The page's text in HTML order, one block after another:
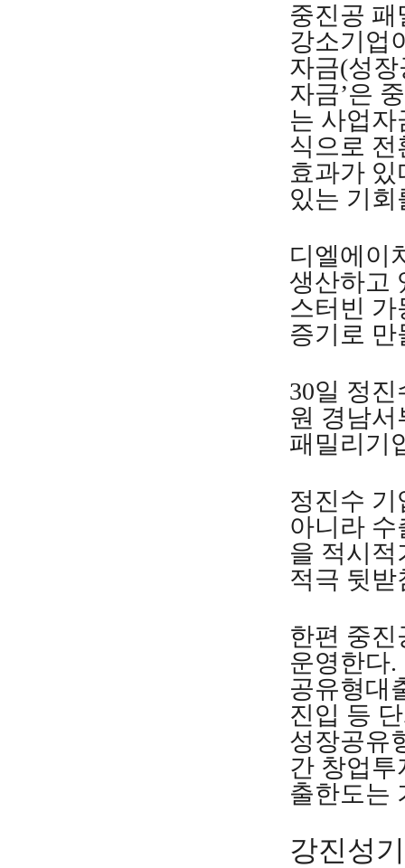
중진공
강소기업
자금(성
자금’은
는 사업
식으로
효과가
있는 기
디엘에이
생산하고
스터빈
증기로
30일 정
원 경남서
패밀리기
정진수
아니라
을 적시
적극 뒷받
한편 중진
운영한다
공유형대
진입 등
성장공유
간 창업
출한도는
강진성